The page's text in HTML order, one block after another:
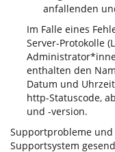
anfallenden
Im Falle eines
Server-Protokolle
enthalten den
Datum und
http-Statuscode,
und -version.
Supportprobleme
Supportsystem